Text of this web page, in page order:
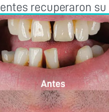
recuperaron su